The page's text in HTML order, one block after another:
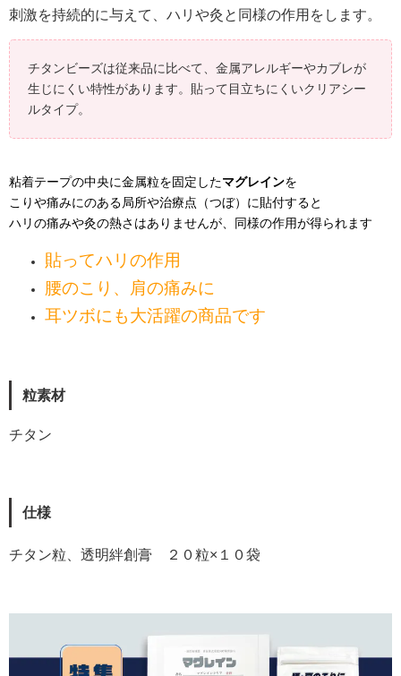
刺激を持続的に与えて、ハリや灸と同様の作用をします。
チタンビーズは従来品に比べて、金属アレルギーやカブレが
生じにくい特性があります。貼って目立ちにくいクリアシー
ルタイプ。
粘着テープの中央に金属粒を固定したマグレインを
こりや痛みにのある局所や治療点（つぼ）に貼付すると
ハリの痛みや灸の熱さはありませんが、同様の作用が得られます
貼ってハリの作用
腰のこり、肩の痛みに
耳ツボにも大活躍の商品です
粒素材
チタン
仕様
チタン粒、透明絆創膏 ２０粒×１０袋